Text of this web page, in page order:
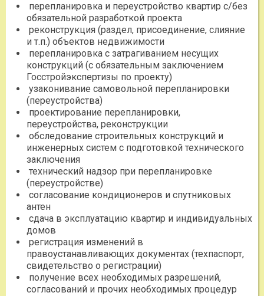
перепланировка и переустройство квартир с/без
обязательной разработкой проекта
реконструкция (раздел, присоединение, слияние
и т.п.) объектов недвижимости
перепланировка с затрагиванием несущих
конструкций (с обязательным заключением
Госстройэкспертизы по проекту)
узаконивание самовольной перепланировки
(переустройства)
проектирование перепланировки,
переустройства, реконструкции
обследование строительных конструкций и
инженерных систем с подготовкой технического
заключения
технический надзор при перепланировке
(переустройстве)
согласование кондиционеров и спутниковых
антен
сдача в эксплуатацию квартир и индивидуальных
домов
регистрация изменений в
правоустанавливающих документах (техпаспорт,
свидетельство о регистрации)
получение всех необходимых разрешений,
согласований и прочих необходимых процедур